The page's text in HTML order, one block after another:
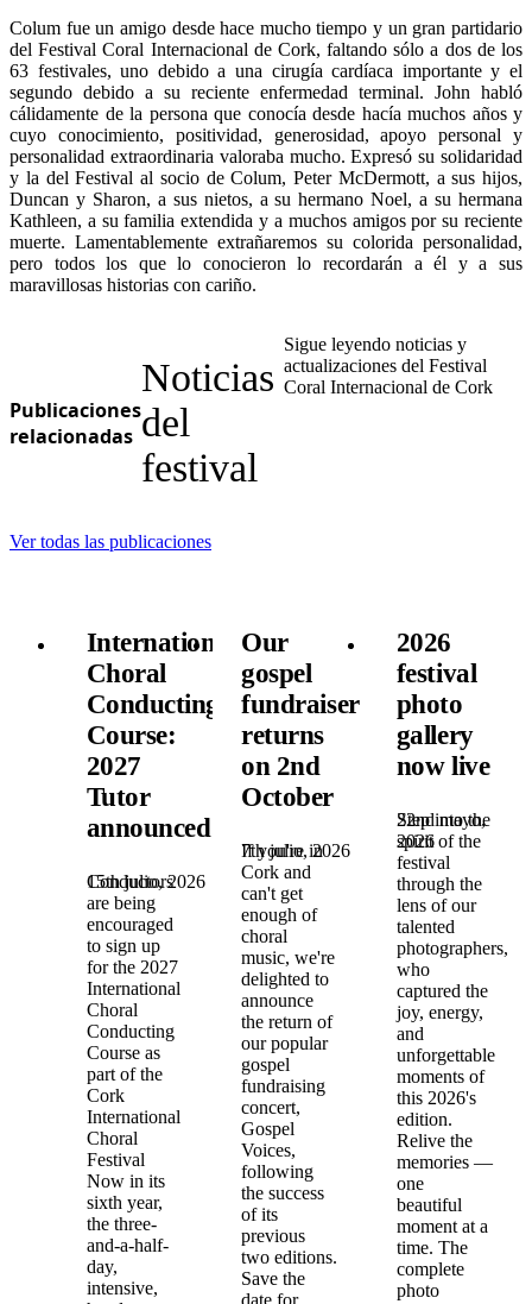
Colum fue un amigo desde hace mucho tiempo y un gran partidario
del Festival Coral Internacional de Cork, faltando sólo a dos de los
63 festivales, uno debido a una cirugía cardíaca importante y el
segundo debido a su reciente enfermedad terminal. John habló
cálidamente de la persona que conocía desde hacía muchos años y
cuyo conocimiento, positividad, generosidad, apoyo personal y
personalidad extraordinaria valoraba mucho. Expresó su solidaridad
y la del Festival al socio de Colum, Peter McDermott, a sus hijos,
Duncan y Sharon, a sus nietos, a su hermano Noel, a su hermana
Kathleen, a su familia extendida y a muchos amigos por su reciente
muerte. Lamentablemente extrañaremos su colorida personalidad,
pero todos los que lo conocieron lo recordarán a él y a sus
maravillosas historias con cariño.
Publicaciones
relacionadas
Noticias
del
festival
Sigue leyendo noticias y
actualizaciones del Festival
Coral Internacional de Cork
Ver todas las publicaciones
International
Choral
Conducting
Course:
2027
Tutor
announced!
15th julio, 2026
Conductors
are being
encouraged
to sign up
for the 2027
International
Choral
Conducting
Course as
part of the
Cork
International
Choral
Festival
Now in its
sixth year,
the three-
and-a-half-
day,
intensive,
Our
gospel
fundraiser
returns
on 2nd
October
7th julio, 2026
If you're in
Cork and
can't get
enough of
choral
music, we're
delighted to
announce
the return of
our popular
gospel
fundraising
concert,
Gospel
Voices,
following
the success
of its
previous
two editions.
Save the
date for
2026
festival
photo
gallery
now live
22nd mayo,
2026
Step into the
spirit of the
festival
through the
lens of our
talented
photographers,
who
captured the
joy, energy,
and
unforgettable
moments of
this 2026's
edition.
Relive the
memories —
one
beautiful
moment at a
time. The
complete
photo